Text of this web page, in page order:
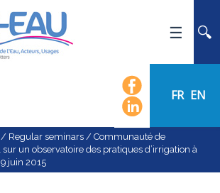
FR EN
/ Regular seminars / Communauté de
sur un observatoire des pratiques d’irrigation à
juin 2015